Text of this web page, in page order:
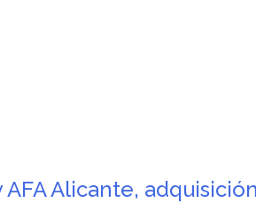
AFA Alicante,